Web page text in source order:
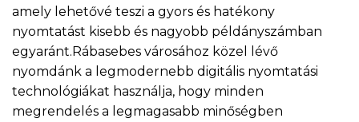
amely lehetővé teszi a gyors és hatékony
nyomtatást kisebb és nagyobb példányszámban
egyaránt.Rábasebes városához közel lévő
nyomdánk a legmodernebb digitális nyomtatási
technológiákat használja, hogy minden
megrendelés a legmagasabb minőségben